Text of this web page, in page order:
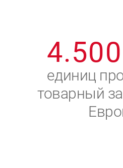
4
5
6
.5
6
7
00
единиц
товарный